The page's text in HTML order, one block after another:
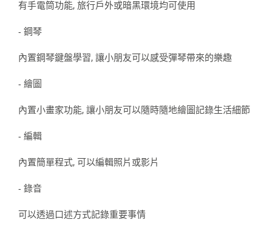
有手電筒功能, 旅行戶外或暗黑環境均可使用
- 鋼琴
內置鋼琴鍵盤學習, 讓小朋友可以感受彈琴帶來的樂趣
- 繪圖
內置小畫家功能, 讓小朋友可以隨時隨地繪圖記錄生活細節
- 編輯
內置簡單程式, 可以編輯照片或影片
- 錄音
可以透過口述方式記錄重要事情